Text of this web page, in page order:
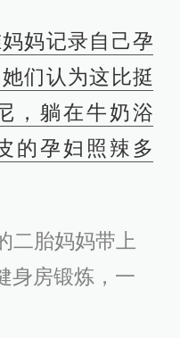
妈记录自己孕
们认为这比挺
，躺在牛奶浴
的孕妇照辣多
二胎妈妈带上
身房锻炼，一